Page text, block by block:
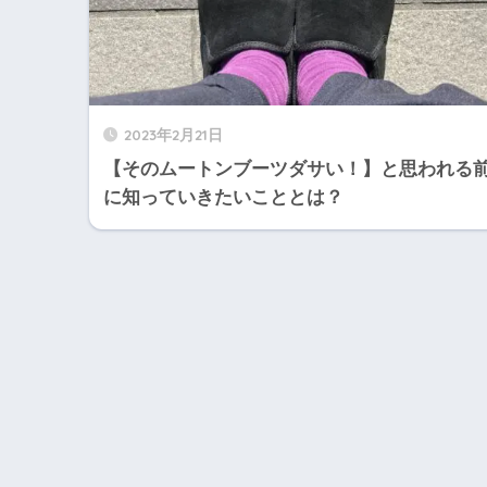
2023年2月21日
【そのムートンブーツダサい！】と思われる
に知っていきたいこととは？